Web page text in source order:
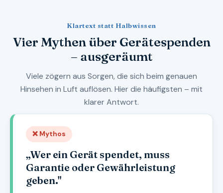
Klartext statt Halbwissen
Vier Mythen über Gerätespenden
– ausgeräumt
Viele zögern aus Sorgen, die sich beim genauen
Hinsehen in Luft auflösen. Hier die häufigsten – mit
klarer Antwort.
❌ Mythos
„Wer ein Gerät spendet, muss
Garantie oder Gewährleistung
geben."